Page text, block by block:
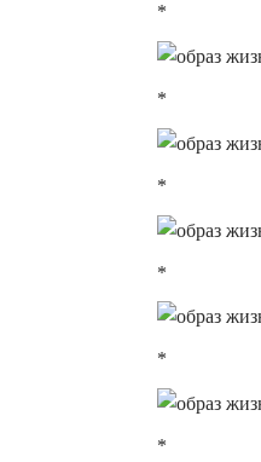
*
*
*
*
*
*